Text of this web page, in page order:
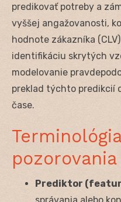
predikovať potreby a
vyššej angažovanosti,
hodnote zákazníka
identifikáciu skrytých
modelovanie
preklad týchto predikcií
čase.
Prediktor